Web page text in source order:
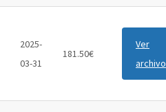
2025-
03-31
181.50€
Ver
archivo